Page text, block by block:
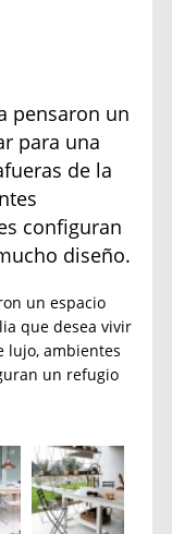
pensaron un
para una
de la
configuran
diseño.
un espacio
que desea vivir
lujo, ambientes
un refugio